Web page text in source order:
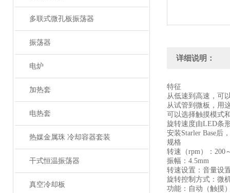
多联式微孔板振荡器
振荡器
电炉
加热套
电热套
热媒金属珠 冷却容器套装
干式恒温振荡器
真空冷却板
详细说明：
特征
从低速到高速，可
从试管到微板，用
可以选择触摸模式
旋转速度由LED条
安装Starler Base后
规格
转速（rpm）：200
振幅：4.5mm
转速设置：音量设
旋转控制方式：微
功能：自动（触摸